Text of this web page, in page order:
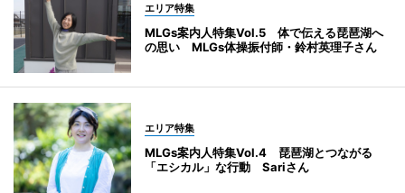
エリア特集
MLGs案内人特集Vol.5 体で伝える琵琶湖へ
の思い MLGs体操振付師・鈴村英理子さん
エリア特集
MLGs案内人特集Vol.4 琵琶湖とつながる
「エシカル」な行動 Sariさん